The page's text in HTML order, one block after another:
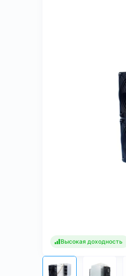
Высокая доходность